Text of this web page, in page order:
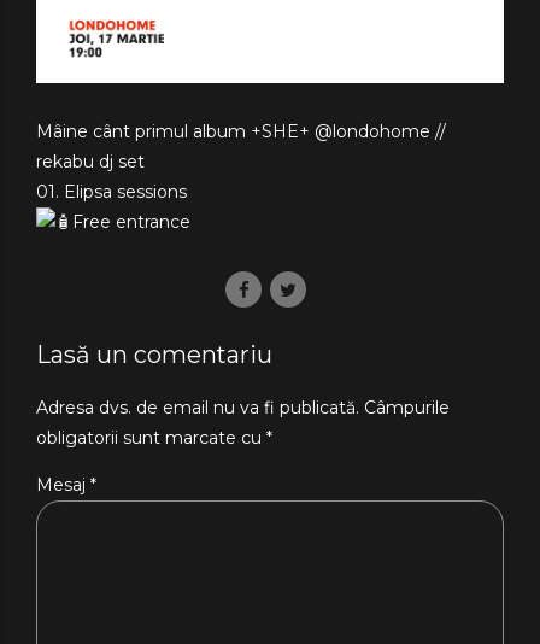
Mâine cânt primul album +SHE+ @londohome //
rekabu dj set
01. Elipsa sessions
Free entrance
Lasă un comentariu
Adresa dvs. de email nu va fi publicată. Câmpurile
obligatorii sunt marcate cu *
Mesaj *